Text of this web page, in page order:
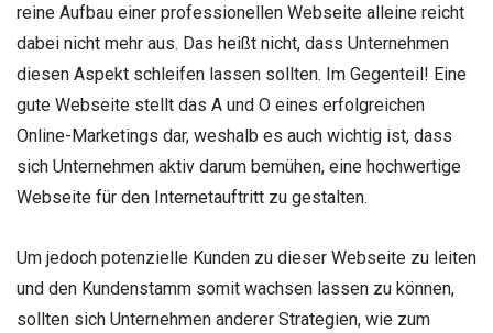
reine Aufbau einer professionellen Webseite alleine reicht
dabei nicht mehr aus. Das heißt nicht, dass Unternehmen
diesen Aspekt schleifen lassen sollten. Im Gegenteil! Eine
gute Webseite stellt das A und O eines erfolgreichen
Online-Marketings dar, weshalb es auch wichtig ist, dass
sich Unternehmen aktiv darum bemühen, eine hochwertige
Webseite für den Internetauftritt zu gestalten.
Um jedoch potenzielle Kunden zu dieser Webseite zu leiten
und den Kundenstamm somit wachsen lassen zu können,
sollten sich Unternehmen anderer Strategien, wie zum